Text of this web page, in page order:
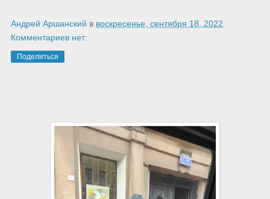
Андрей Аршанский в воскресенье, сентября 18, 2022
Комментариев нет:
Поделиться